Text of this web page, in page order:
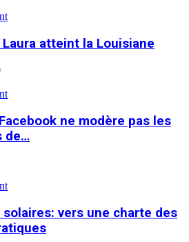
Laura atteint la Louisiane
ne modère pas les
de…
solaires: vers une charte des